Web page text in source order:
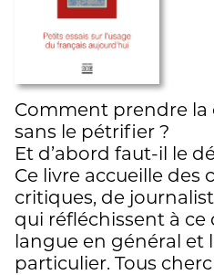
Comment prendre la
sans le pétrifier ?
Et d’abord faut-il le
Ce livre accueille
critiques, de
qui réfléchissent à ce
langue en général et
particulier. Tous